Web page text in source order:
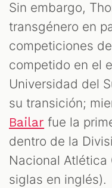
Sin embargo,
transgénero en
competiciones
competido en el
Universidad del
su transición;
Bailar fue la
dentro de la
Nacional Atlética
siglas en inglés).